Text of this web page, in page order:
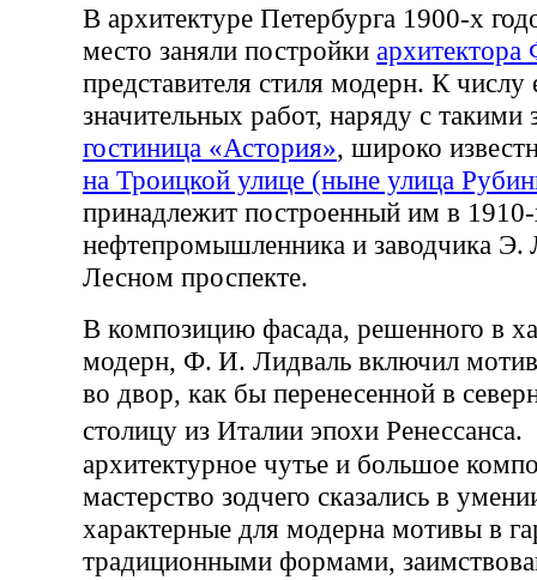
В архитектуре Петербурга 1900-х
место заняли постройки
представителя стиля модерн. К числу
значительных работ, наряду с такими
гостиница «Астория», широко
на Троицкой улице (ныне улица
принадлежит построенный им в
нефтепромышленника и заводчика Э.
Лесном проспекте.
В композицию фасада, решенного в
модерн, Ф. И. Лидваль включил
во двор, как бы перенесенной в
столицу из Италии эпохи
архитектурное чутье и большое
мастерство зодчего сказались в
характерные для модерна мотивы в
традиционными формами,